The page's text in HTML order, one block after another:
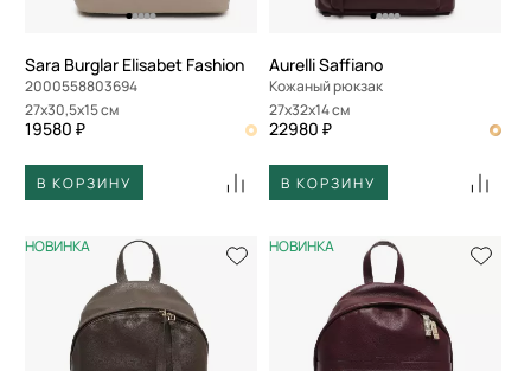
Sara Burglar Elisabet Fashion
2000558803694
27x30,5x15 см
19580 ₽
В КОРЗИНУ
Aurelli Saffiano
Кожаный рюкзак
27x32x14 см
22980 ₽
В КОРЗИНУ
НОВИНКА НОВИНКА